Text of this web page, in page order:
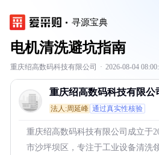
寻源宝典
电机清洗避坑指南
重庆绍高数码科技有限公司 · 2026-08-04
重庆绍高数码科技有限公
法人:周延峰 通过真实性核验
重庆绍高数码科技有限公司成立于
市沙坪坝区，专注于工业设备清洗